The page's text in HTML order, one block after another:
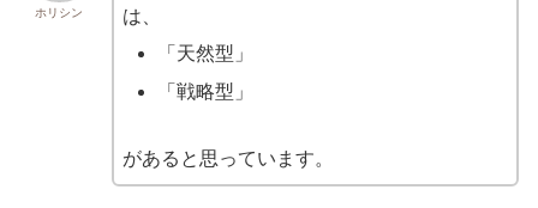
ホリシン
は、
「天然型」
「戦略型」
があると思っています。